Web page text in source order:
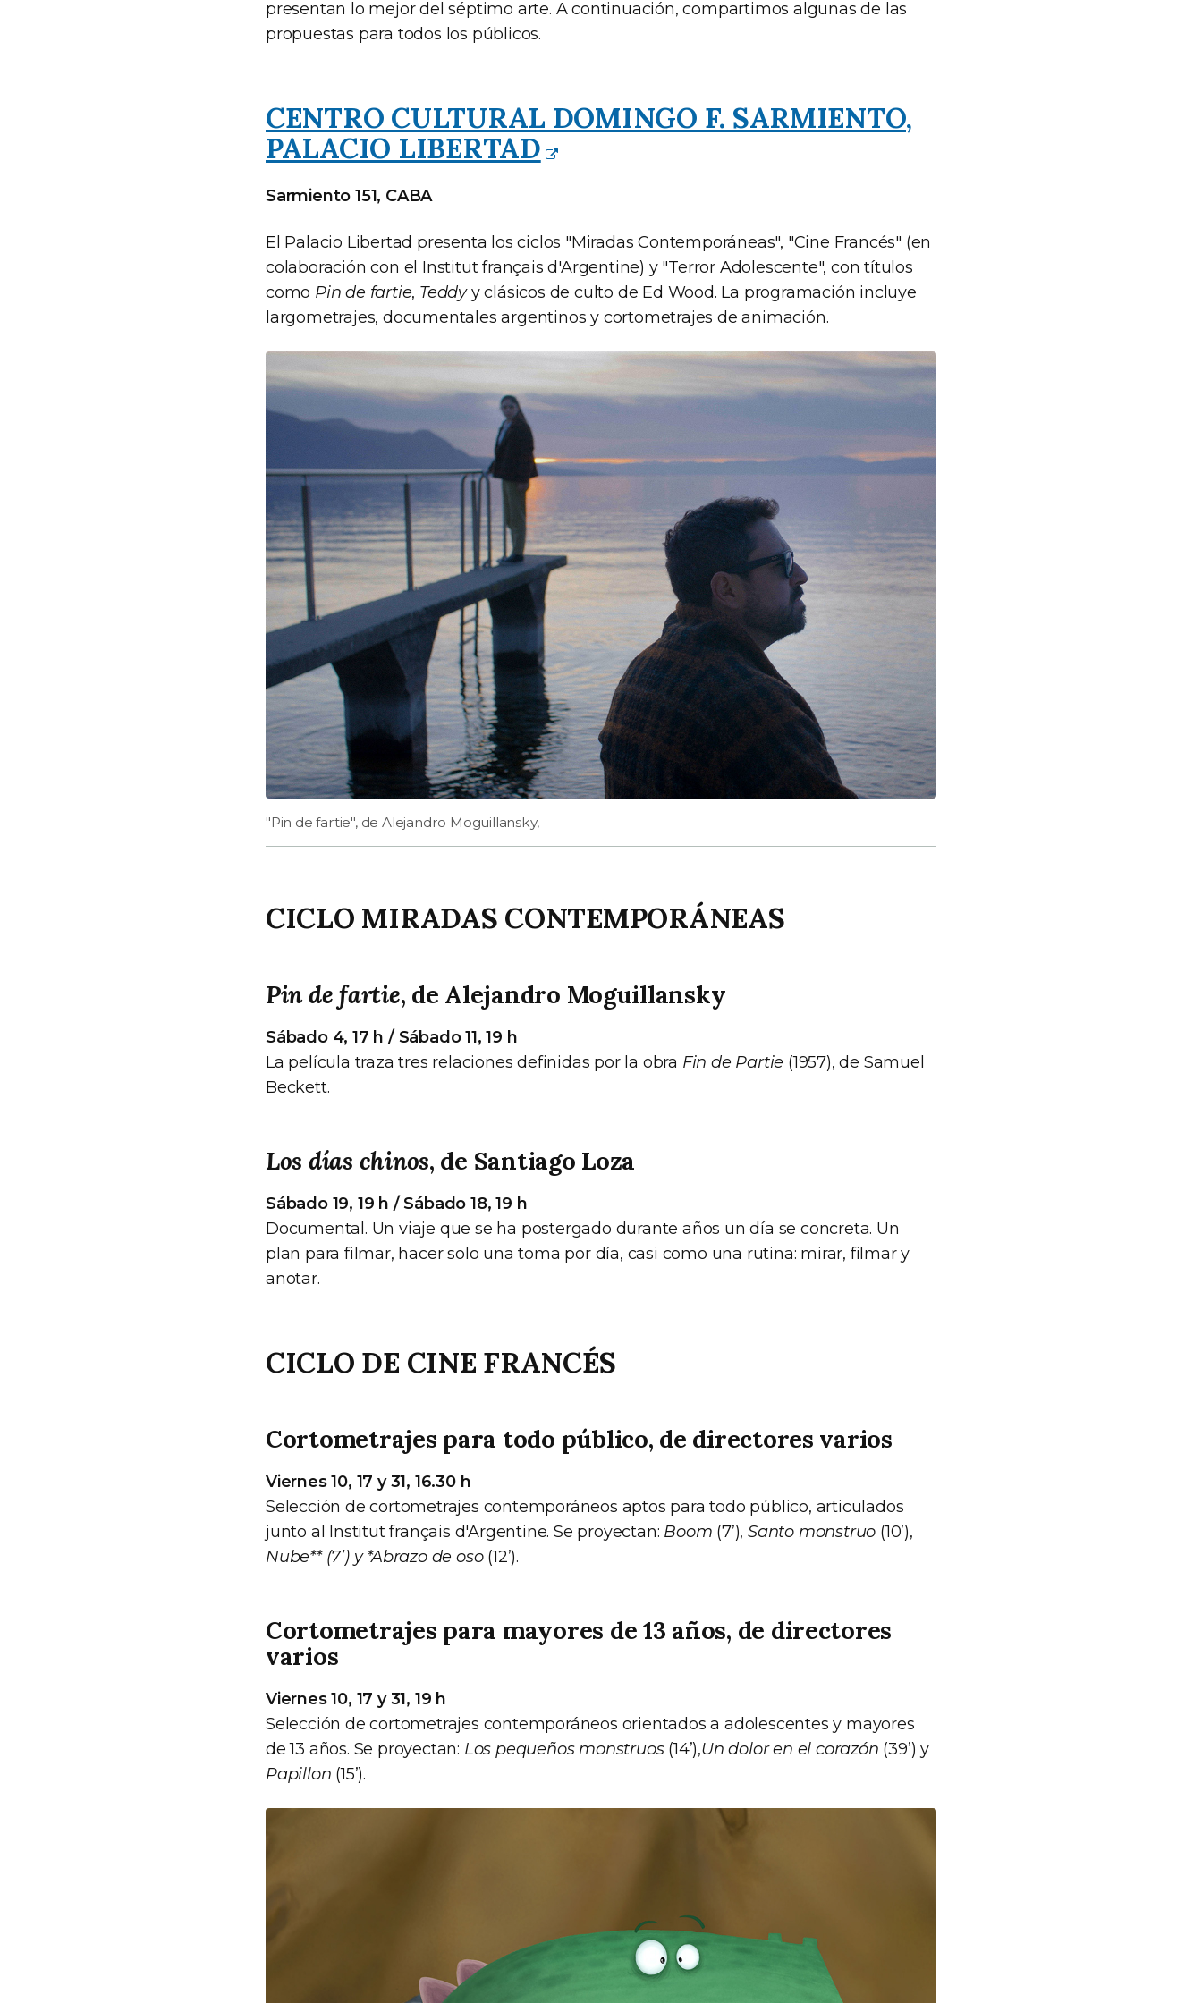
presentan lo mejor del séptimo arte. A continuación, compartimos algunas de las
propuestas para todos los públicos.
CENTRO CULTURAL DOMINGO F. SARMIENTO,
PALACIO LIBERTAD
Sarmiento 151, CABA
El Palacio Libertad presenta los ciclos "Miradas Contemporáneas", "Cine Francés" (en
colaboración con el Institut français d'Argentine) y "Terror Adolescente", con títulos
como Pin de fartie, Teddyy clásicos de culto de Ed Wood. La programación incluye
largometrajes, documentales argentinos y cortometrajes de animación.
"Pin de fartie", de Alejandro Moguillansky,
CICLO MIRADAS CONTEMPORÁNEAS
Pin de fartie, de Alejandro Moguillansky
Sábado 4, 17 h / Sábado 11, 19 h
La película traza tres relaciones definidas por la obra Fin de Partie (1957), de Samuel
Beckett.
Los días chinos, de Santiago Loza
Sábado 19, 19 h / Sábado 18, 19 h
Documental. Un viaje que se ha postergado durante años un día se concreta. Un
plan para filmar, hacer solo una toma por día, casi como una rutina: mirar, filmar y
anotar.
CICLO DE CINE FRANCÉS
Cortometrajes para todo público, de directores varios
Viernes 10, 17 y 31, 16.30 h
Selección de cortometrajes contemporáneos aptos para todo público, articulados
junto al Institut français d'Argentine. Se proyectan: Boom (7’),Santo monstruo (10’),
Nube** (7’) y *Abrazo de oso(12’).
Cortometrajes para mayores de 13 años, de directores
varios
Viernes 10, 17 y 31, 19 h
Selección de cortometrajes contemporáneos orientados a adolescentes y mayores
de 13 años. Se proyectan: Los pequeños monstruos(14’),Un dolor en el corazón (39’) y
Papillon (15’).